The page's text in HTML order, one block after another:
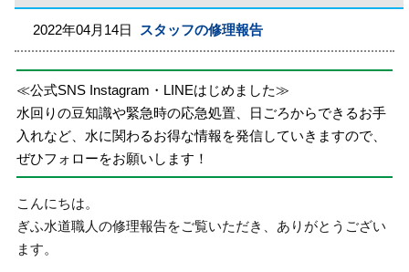
2022年04月14日 スタッフの修理報告
≪公式SNS Instagram・LINEはじめました≫
水回りの豆知識や緊急時の応急処置、日ごろからできるお手
入れなど、水に関わるお得な情報を発信していきますので、
ぜひフォローをお願いします！
こんにちは。
ぎふ水道職人の修理報告をご覧いただき、ありがとうござい
ます。